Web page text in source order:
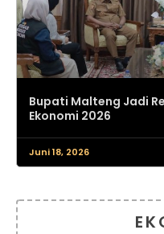
Bupati Malteng Jadi
Ekonomi 2026
Juni 18, 2026